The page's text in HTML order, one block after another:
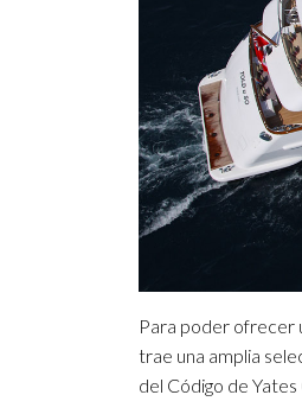
Para poder ofrecer
trae una amplia
del Código de